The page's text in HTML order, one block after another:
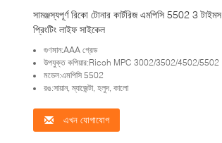
সামঞ্জস্যপূর্ণ রিকো টোনার কার্টরিজ এমপিসি 5502 3 টাইমস
প্রিংটিং লাইফ সাইকেল
গুণমান:AAA গ্রেড
উপযুক্ত কপিয়ার:Ricoh MPC 3002/3502/4502/5502
মডেল:এমপিসি 5502
রঙ:সায়ান, ম্যাজেন্টা, হলুদ, কালো
এখন যোগাযোগ